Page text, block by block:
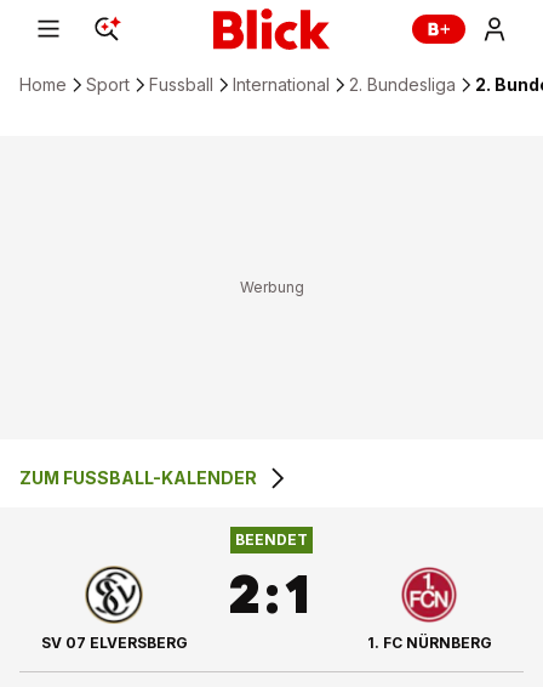
Home Sport Fussball International 2. Bundesliga 2.
2 :1
ZUM FUSSBALL-KALENDER
SV 07 ELVERSBERG
BEENDET
2:1
1. FC NÜRNBERG